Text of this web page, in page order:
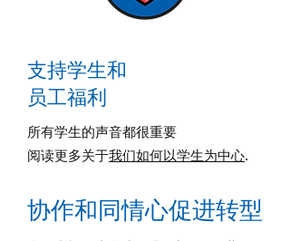
支持学生和
员工福利
所有学生的声音都很重要
阅读更多关于我们如何以学生为中心.
协作和同情心促进转型